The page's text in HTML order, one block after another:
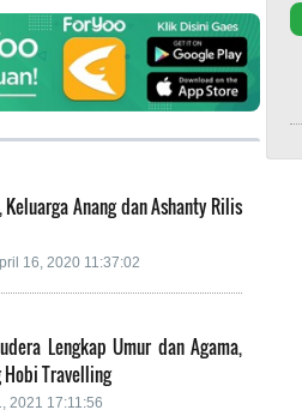
Anang dan Ashanty Rilis
16, 2020 11:37:02
Lengkap Umur dan Agama,
Hobi Travelling
2021 17:11:56